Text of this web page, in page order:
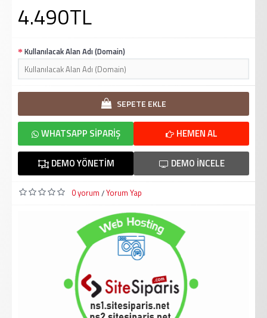
4.490TL
Kullanılacak Alan Adı (Domain)
SEPETE EKLE
HEMEN AL
WHATSAPP SIPARIŞ
DEMO İNCELE
DEMO YÖNETIM
0 yorum /Yorum Yap